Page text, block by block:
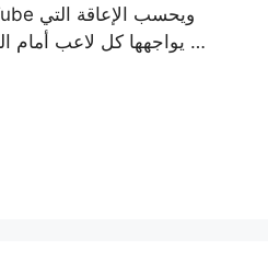
يواجهها كل لاعب أمام الكاميرا. برايسون ديشامبو …